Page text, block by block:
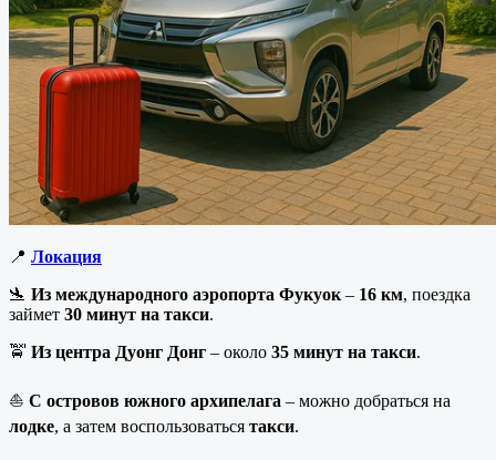
📍 Локация
🛬 Из международного аэропорта Фукуок – 16 км, поездка
займет 30 минут на такси.
🚖 Из центра Дуонг Донг – около 35 минут на такси.
⛵ С островов южного архипелага – можно добраться на
лодке, а затем воспользоваться такси.